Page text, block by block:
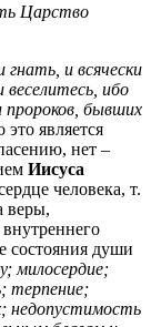
Царство
и всячески
веселитесь, ибо
пророков, бывших
является
нет –
Иисуса
человека, т.
веры,
состояния души
милосердие;
терпение;
недопустимость